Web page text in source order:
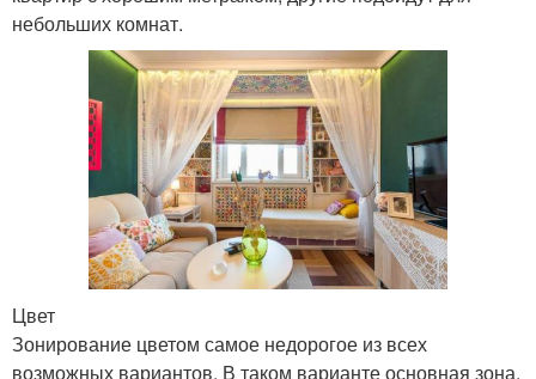
небольших комнат.
Цвет
Зонирование цветом самое недорогое из всех
возможных вариантов. В таком варианте основная зона,